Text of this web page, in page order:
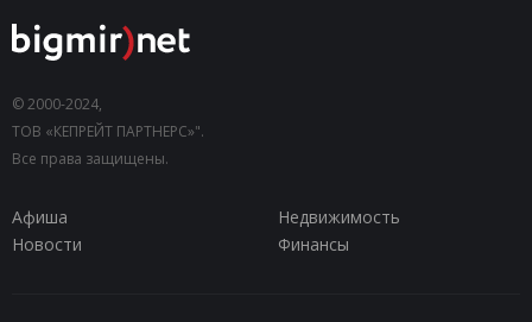
© 2000-2024,
ТОВ «КЕПРЕЙТ ПАРТНЕРС»".
Все права защищены.
Афиша
Недвижимость
Новости
Финансы